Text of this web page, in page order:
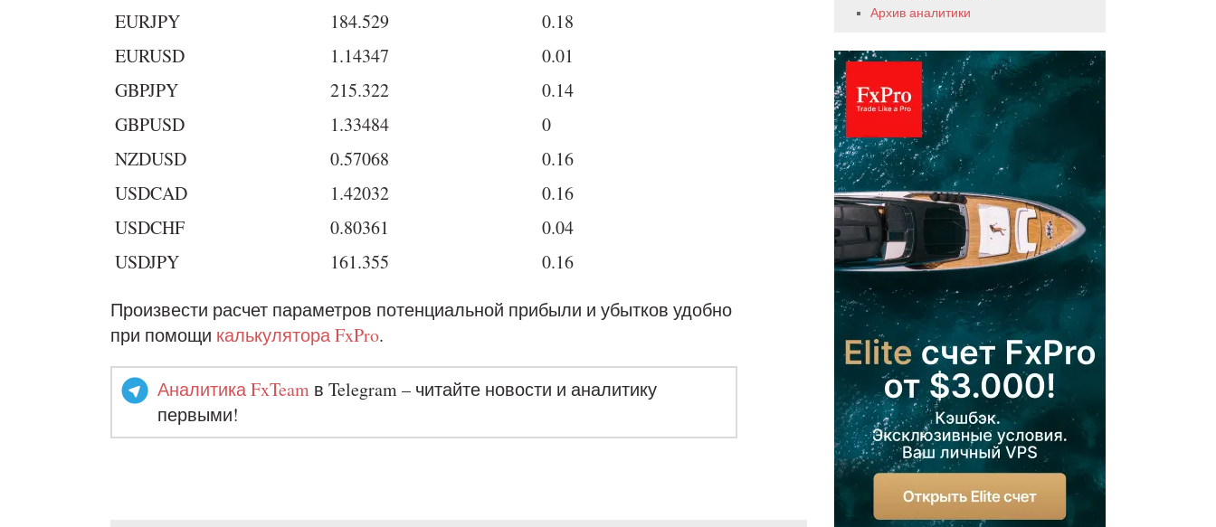
EURJPY
184.529
0.18
EURUSD
1.14347
0.01
GBPJPY
215.322
0.14
GBPUSD
1.33484
0
NZDUSD
0.57068
0.16
USDCAD
1.42032
0.16
USDCHF
0.80361
0.04
USDJPY
161.355
0.16
Произвести расчет параметров потенциальной прибыли и убытков удобно
при помощи калькулятора FxPro.
Аналитика FxTeam в Telegram – читайте новости и аналитику
первыми!
Архив аналитики